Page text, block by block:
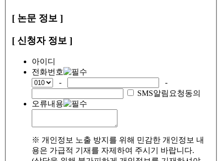
[ 논문 정보 ]
[ 신청자 정보 ]
아이디
전화번호
-
-
SMS알림요청동의
오류내용
※ 개인정보 노출 방지를 위해 민감한 개인정보 내
용은 가급적 기재를 자제하여 주시기 바랍니다.